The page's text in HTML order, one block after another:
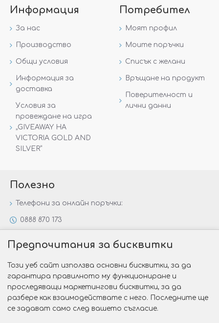
Информация
За нас
Производство
Общи условия
Информация за
доставка
Условия за
провеждане на игра
„GIVEAWAY НА
VICTORIA GOLD AND
SILVER“
Потребител
Моят профил
Моите поръчки
Списък с желани
Връщане на продукт
Поверителност и
лични данни
Полезно
Телефони за онлайн поръчки:
0888 870 173
Специални предложения
Защо да изберете Victoria Gold&Silver?
Как да изберем годежен пръстен?
Предпочитания за бисквитки
Този уеб сайт използва основни бисквитки, за да
гарантира правилното му функциониране и
проследяващи маркетингови бисквитки, за да
разбере как взаимодействате с него. Последните ще
се задават само след вашето съгласие.